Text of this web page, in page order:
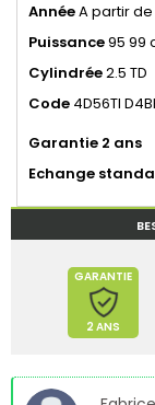
AnnéeA partir de
Puissance95 99
Cylindrée2.5 TD
Code 4D56TI
Garantie 2 ans
Echange
GARANTIE
2 ANS